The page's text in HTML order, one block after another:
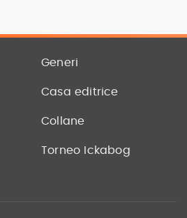
Generi
Casa editrice
Collane
Torneo Ickabog